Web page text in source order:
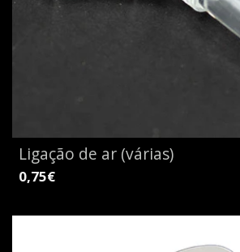
Ligação de ar (várias)
0,75€